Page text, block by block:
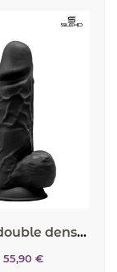
Gode double densité noir 21,5 cm – Modèle 4
55,90 €